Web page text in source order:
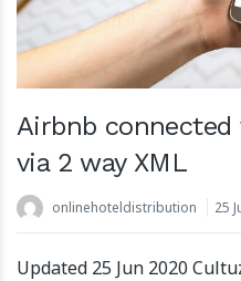
Airbnb
via 2 way XML
onlinehoteldistribution 25
Updated 25 Jun 2020